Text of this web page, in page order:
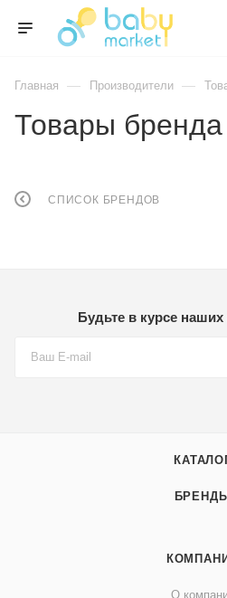
Главная — Производители —
Товары
СПИСОК БРЕНДОВ
Будьте в курсе
БРЕНДЫ
О